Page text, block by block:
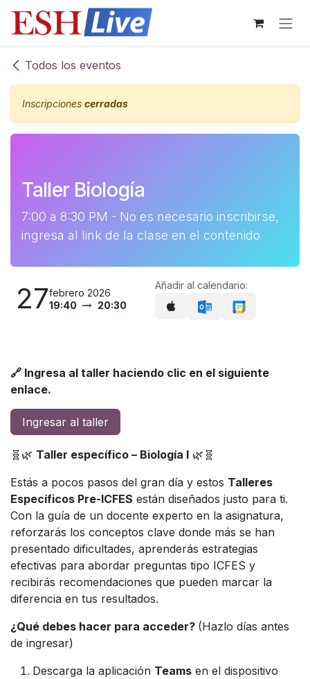
Ir al contenido
Todos los eventos
Inscripciones cerradas
Taller Biología
7:00 a 8:30 PM - No es necesario inscribirse,
ingresa al link de la clase en el contenido
27febrero 2026
19:40
20:30
Añadir al calendario:
🔗 Ingresa al taller haciendo clic en el siguiente
enlace.
Ingresar al taller
🧬🌿 Taller específico – Biología I 🌿🧬
Estás a pocos pasos del gran día y estos Talleres
Específicos Pre-ICFES están diseñados justo para ti.
Con la guía de un docente experto en la asignatura,
reforzarás los conceptos clave donde más se han
presentado dificultades, aprenderás estrategias
efectivas para abordar preguntas tipo ICFES y
recibirás recomendaciones que pueden marcar la
diferencia en tus resultados.
¿Qué debes hacer para acceder? (Hazlo días antes
de ingresar)
Descarga la aplicación Teams en el dispositivo